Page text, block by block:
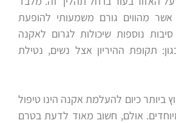
אשר מהווים גורם משמעותי להופעת
נוספות שיכולות לגרום לאקנה
תקופת ההיריון אצל נשים, נטילת
ביותר כיום להעלמת אקנה הינו טיפול
אולם, חשוב מאוד לדעת בטרם